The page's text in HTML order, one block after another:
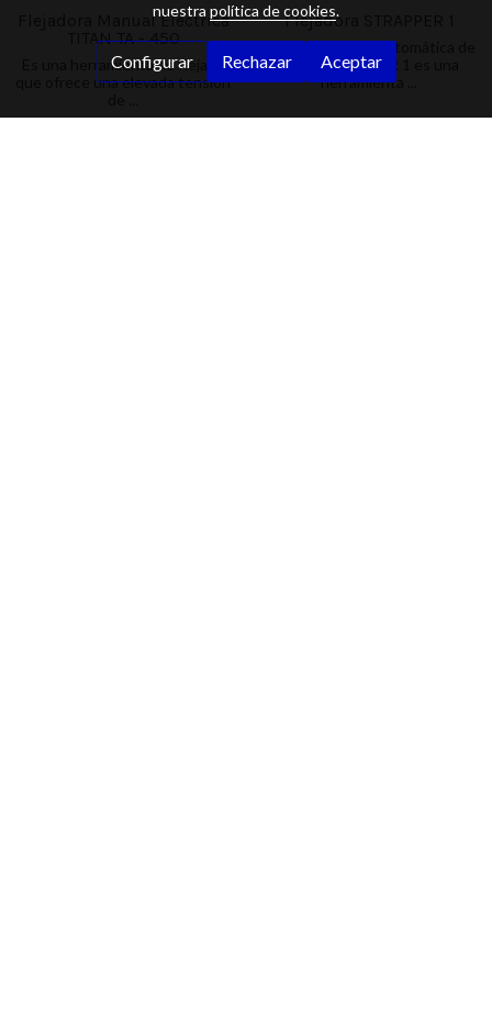
Flejadora Manual Eléctrica
TITAN TA - 450
Es una herramienta de flejado
que ofrece una elevada tensión
Flejadora STRAPPER 1
La flejadora semiautomática de
mesa STRAPPER 1 es una
herramienta ...
nuestra política de cookies.
Configurar Rechazar Aceptar